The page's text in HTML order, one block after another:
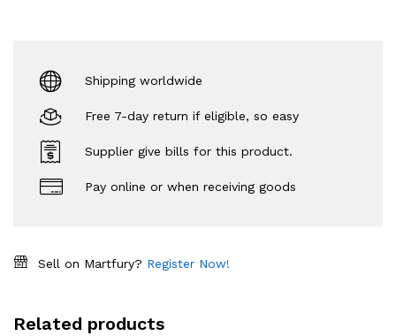
Shipping worldwide
Free 7-day return if eligible, so easy
Supplier give bills for this product.
Pay online or when receiving goods
Sell on Martfury? Register Now!
Related products